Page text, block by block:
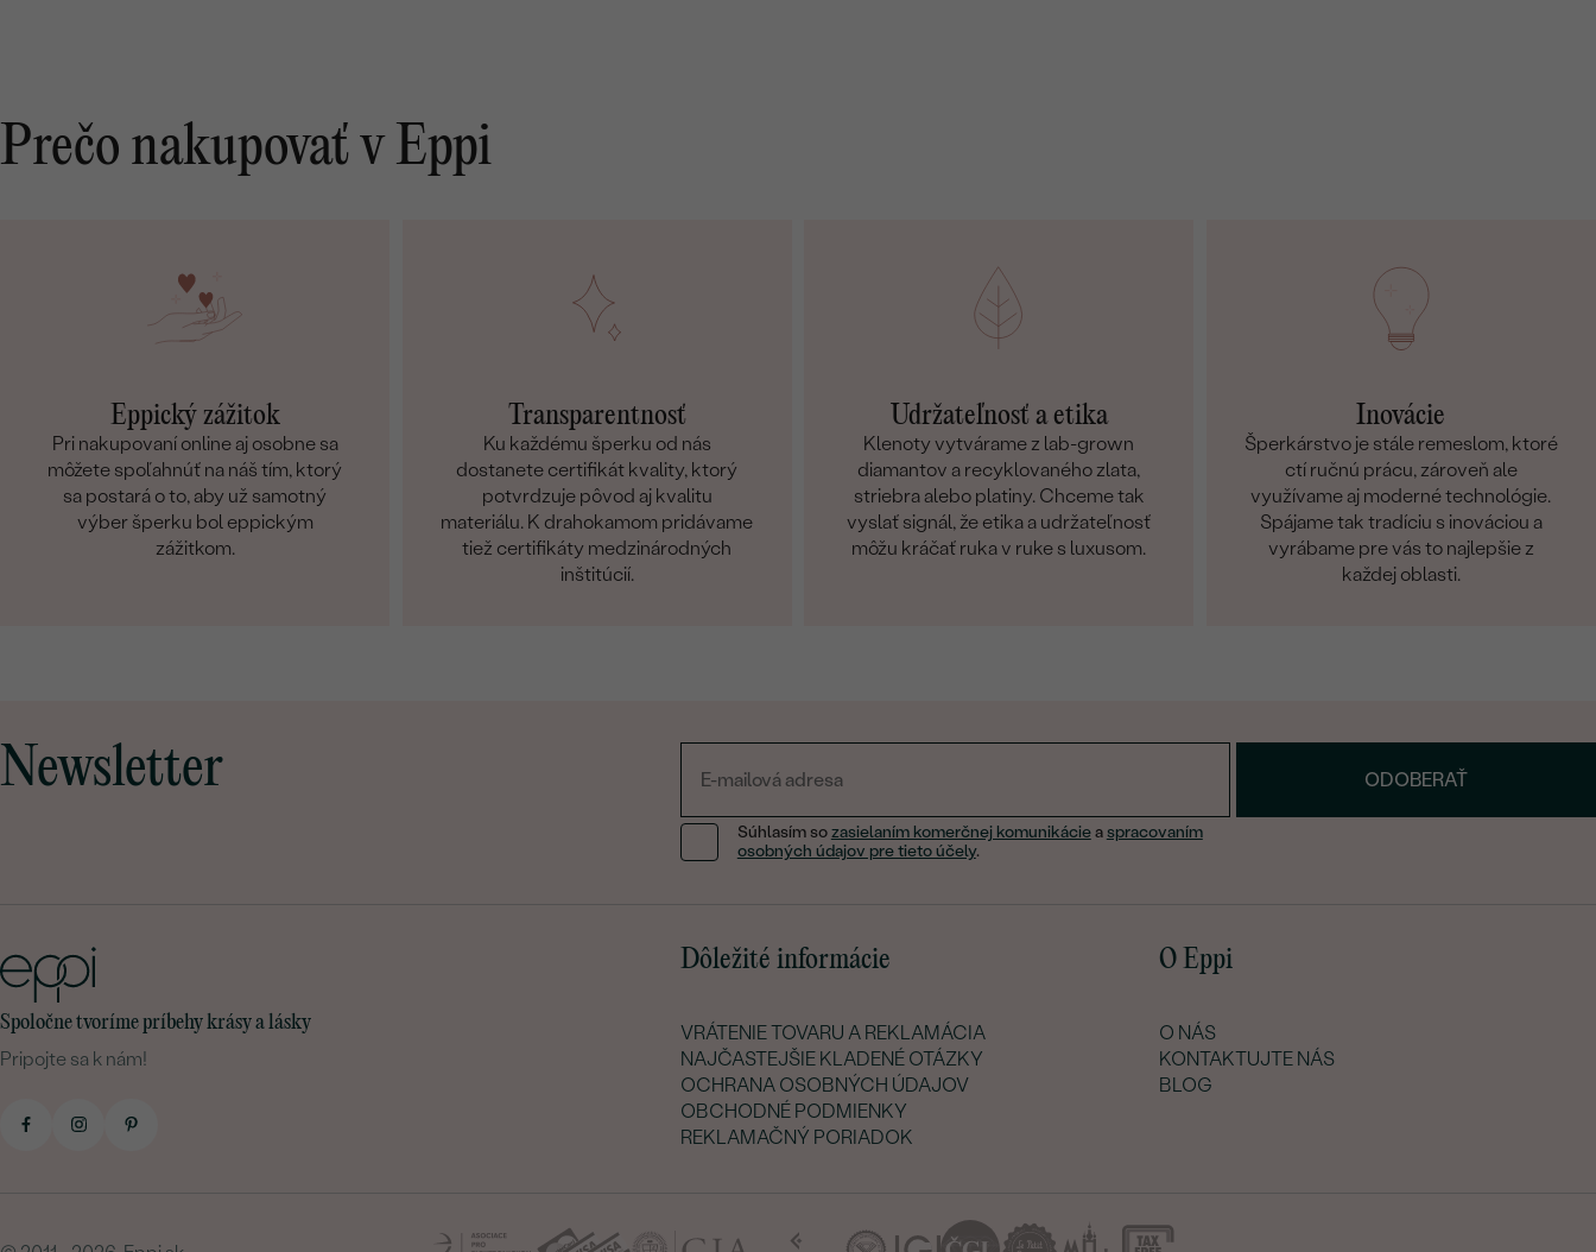
Prečo nakupovať v Eppi
Eppický zážitok
Pri nakupovaní online aj osobne sa
môžete spoľahnúť na náš tím, ktorý
sa postará o to, aby už samotný
výber šperku bol eppickým
zážitkom.
Transparentnosť
Ku každému šperku od nás
dostanete certifikát kvality, ktorý
potvrdzuje pôvod aj kvalitu
materiálu. K drahokamom pridávame
tiež certifikáty medzinárodných
inštitúcií.
Udržateľnosť a etika
Klenoty vytvárame z lab-grown
diamantov a recyklovaného zlata,
striebra alebo platiny. Chceme tak
vyslať signál, že etika a udržateľnosť
môžu kráčať ruka v ruke s luxusom.
Inovácie
Šperkárstvo je stále remeslom, ktoré
ctí ručnú prácu, zároveň ale
využívame aj moderné technológie.
Spájame tak tradíciu s inováciou a
vyrábame pre vás to najlepšie z
každej oblasti.
Newsletter ODOBERAŤ
Súhlasím sozasielaním komerčnej komunikáciea spracovaním
osobných údajov pre tieto účely.
Dôležité informácie
VRÁTENIE TOVARU A REKLAMÁCIA
NAJČASTEJŠIE KLADENÉ OTÁZKY
OCHRANA OSOBNÝCH ÚDAJOV
OBCHODNÉ PODMIENKY
REKLAMAČNÝ PORIADOK
O Eppi
O NÁS
KONTAKTUJTE NÁS
BLOG
Spoločne tvoríme príbehy krásy a lásky
Pripojte sa k nám!